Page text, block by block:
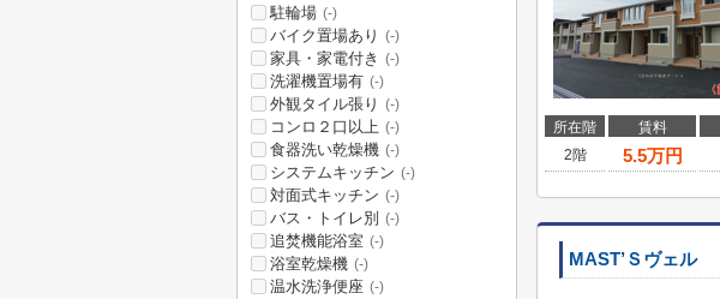
所在階 賃料
2階
5.5万円
MAST’Ｓヴェル
駐輪場 (-)
バイク置場あり (-)
家具・家電付き (-)
洗濯機置場有 (-)
外観タイル張り (-)
コンロ２口以上 (-)
食器洗い乾燥機 (-)
システムキッチン (-)
対面式キッチン (-)
バス・トイレ別 (-)
追焚機能浴室 (-)
浴室乾燥機 (-)
温水洗浄便座 (-)